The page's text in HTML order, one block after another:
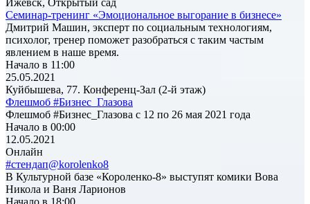
Ижевск, Открытый сад
Семинар-тренинг «Эмоциональное выгорание в бизнесе»
Дмитрий Машин, эксперт по социальным технологиям,
психолог, тренер поможет разобраться с таким частым
явлением в наше время.
Начало в 11:00
25.05.2021
Куйбышева, 77. Конференц-Зал (2-й этаж)
Флешмоб #Бизнес_Глазова
Флешмоб #Бизнес_Глазова с 12 по 26 мая 2021 года
Начало в 00:00
12.05.2021
Онлайн
#стендап@korolenko8
В Культурной базе «Короленко-8» выступят комики Вова
Никола и Ваня Ларионов
Начало в 18:00